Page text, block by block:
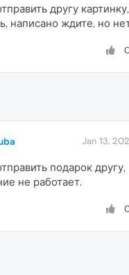
другу
написано ждите, но
Jan 13,
подарок другу,
не работает.